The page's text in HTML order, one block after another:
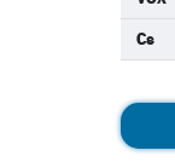
Cs